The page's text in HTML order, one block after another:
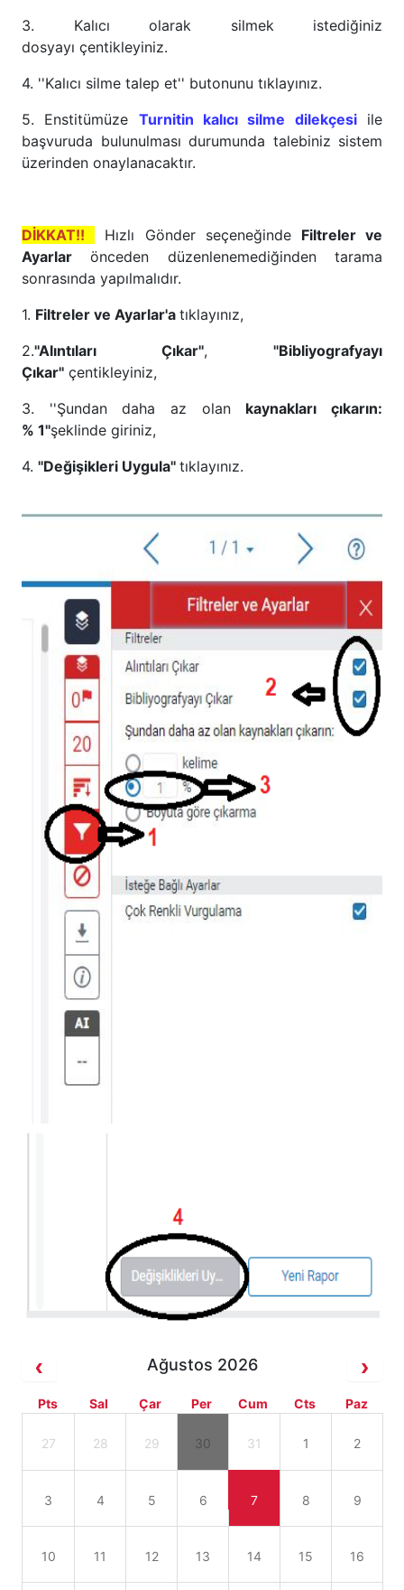
3. Kalıcı olarak silmek istediğiniz
dosyayı çentikleyiniz.
4. ''Kalıcı silme talep et'' butonunu tıklayınız.
5. Enstitümüze Turnitin kalıcı silme dilekçesiile
başvuruda bulunulması durumunda talebiniz sistem
üzerinden onaylanacaktır.
DİKKAT!! Hızlı Gönder seçeneğinde Filtreler ve
Ayarlar önceden düzenlenemediğinden tarama
sonrasında yapılmalıdır.
1. Filtreler ve Ayarlar'a tıklayınız,
2.''Alıntıları Çıkar'', ''Bibliyografyayı
Çıkar'' çentikleyiniz,
3. ''Şundan daha az olan kaynakları çıkarın:
% 1''şeklinde giriniz,
4. ''Değişikleri Uygula'' tıklayınız.
Ağustos 2026
Pts Sal Çar Per Cum Cts Paz
27 28 29 30 31 1 2
3 4 5 6 7 8 9
10 11 12 13 14 15 16